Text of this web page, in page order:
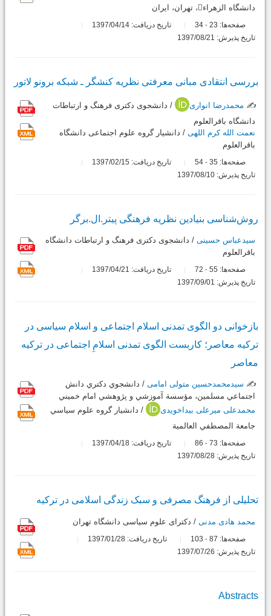
دانشگاه الزهراء، تهران، ایران
صفحه‌ها: 23
-
تاریخ دریافت: 1397/04/14
تاریخ پذیرش: 1397/08/21
بررسی انتقادی مبانی معرفتی نظریه کنشگر ـ شبکه برونو لاتور
✍️ محمدرضا انواری
/ دانشجوی دکتری فرهنگ و ارتباطات
دانشگاه باقرالعلوم
نعمت الله کرم اللهی / دانشيار گروه علوم اجتماعی دانشگاه
باقرالعلوم
صفحه‌ها: 35
-
تاریخ دریافت: 1397/02/15
تاریخ پذیرش: 1397/08/10
روش‌شناسی بنیادین نظریه فرهنگی پیتر.ال.برگر
سیدعباس حسینی / دانشجوی دکتری فرهنگ و ارتباطات دانشگاه
باقرالعلوم
صفحه‌ها: 55
-
تاریخ دریافت: 1397/04/21
تاریخ پذیرش: 1397/09/01
بازخوانی دو الگوی تمدنی اسلام اجتماعی و اسلام سیاسی در
ترکیه معاصر؛ کاربست الگوی تمدنی اسلامِ اجتماعی در ترکیه
معاصر
✍️ سیدمحمدحسین متولی امامی / دانشجوي دکتري دانش
اجتماعي مسلمين، مؤسسة آموزشي و پژوهشي امام خميني
محمدعلی میرعلی بیداخویدی
/ دانشيار گروه علوم سياسي
جامعة المصطفي العالمية
صفحه‌ها: 73
-
تاریخ دریافت: 1397/04/18
تاریخ پذیرش: 1397/08/28
تحلیلی از فرهنگ مصرفی و سبک زندگی اسلامی در ترکیه
محمد هادی مدنی / دکترای علوم سیاسی دانشگاه تهران
صفحه‌ها: 87
-
تاریخ دریافت: 1397/01/28
تاریخ پذیرش: 1397/07/26
Abstracts